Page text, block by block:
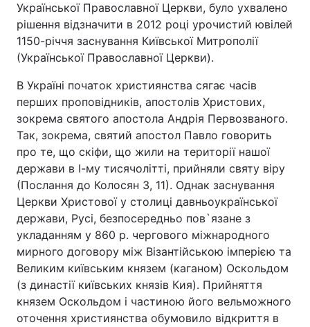
Української Православної Церкви, було ухвалено
рішення відзначити в 2012 році урочистий ювілей
1150-річчя заснування Київської Митрополії
(Української Православної Церкви).
В Україні початок християнства сягає часів
перших проповідників, апостолів Христових,
зокрема святого апостола Андрія Первозваного.
Так, зокрема, святий апостол Павло говорить
про те, що скіфи, що жили на території нашої
держави в І-му тисячолітті, прийняли святу віру
(Послання до Колосян 3, 11). Однак заснування
Церкви Христової у столиці давньоукраїнської
держави, Русі, безпосередньо пов`язане з
укладанням у 860 р. чергового міжнародного
мирного договору між Візантійською імперією та
Великим київським князем (каганом) Оскольдом
(з династії київських князів Кия). Прийняття
князем Оскольдом і частиною його вельможного
оточення християнства обумовило відкриття в